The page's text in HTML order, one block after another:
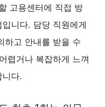
고용센터에 직접 방
니다. 담당 직원에게
하고 안내를 받을 수
렵거나 복잡하게 느껴
니다.